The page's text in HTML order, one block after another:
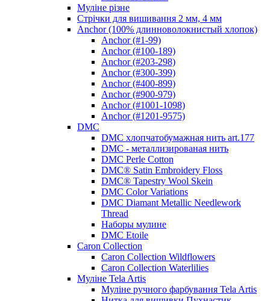
Муліне різне
Стрічки для вишивання 2 мм, 4 мм
Anchor (100% длинноволокнистый хлопок)
Anchor (#1-99)
Anchor (#100-189)
Anchor (#203-298)
Anchor (#300-399)
Anchor (#400-899)
Anchor (#900-979)
Anchor (#1001-1098)
Anchor (#1201-9575)
DMC
DMC хлопчатобумажная нить art.177
DMC - металлизированая нить
DMC Perle Cotton
DMC® Satin Embroidery Floss
DMC® Tapestry Wool Skein
DMC Color Variations
DMC Diamant Metallic Needlework
Thread
Наборы мулине
DMC Etoile
Caron Collection
Caron Collection Wildflowers
Caron Collection Waterlilies
Муліне Tela Artis
Муліне ручного фарбування Tela Artis